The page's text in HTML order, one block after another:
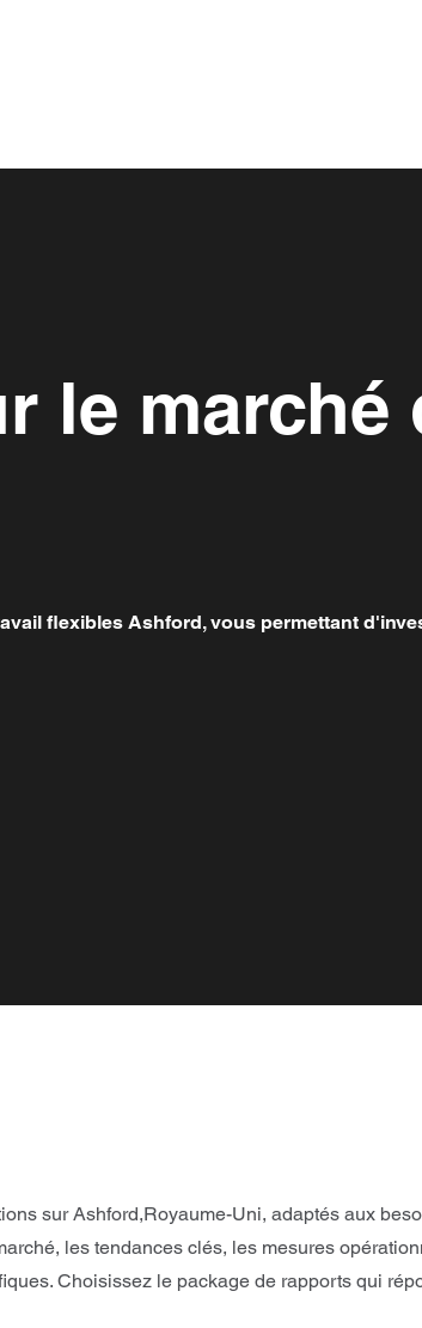
le marché
flexibles Ashford, vous permettant
sur Ashford,Royaume-Uni, adaptés aux
les tendances clés, les mesures
Choisissez le package de rapports qui